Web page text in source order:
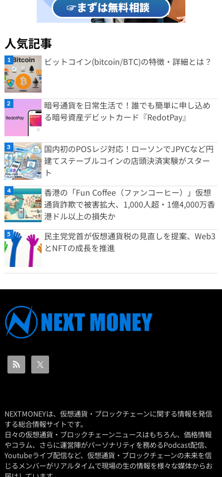
人気記事
ビットコイン(bitcoin/BTC)の特徴・詳細とは？
暗号通貨を日常生活で！誰でも簡単に申し込め
る暗号資産デビットカード『RedotPay』
国内初のPOSレジ対応！ローソンでJPYCなど円
建てステーブルコインの店頭決済実験がスター
ト
香港の「Fun Coffee（ファンコーヒー）」仮想
通貨詐欺で被害拡大、1,000人超・1億4,000万香
港ドル以上の損失か
民主党党首が仮想通貨税の見直しを提案、Web3
とNFTの成長を推進
NEXTMONEYは、仮想通貨・ブロックチェーンに関する情報を発信
する総合情報サイトです。
日々の仮想通貨・ブロックチェーンニュースはもちろん、価格情報
やコラム、さらに運営陣がパーソナリティを務めるPodcast配信、
Youtubeライブ配信など、仮想通貨・ブロックチェーンの未来を信
じるメンバーがリアルタイムで現場の生の情報を様々な媒体からお